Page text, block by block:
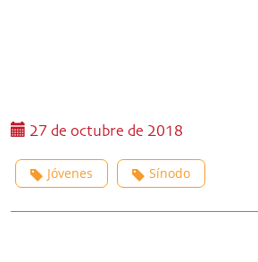
27 de octubre de 2018
Jóvenes Sínodo